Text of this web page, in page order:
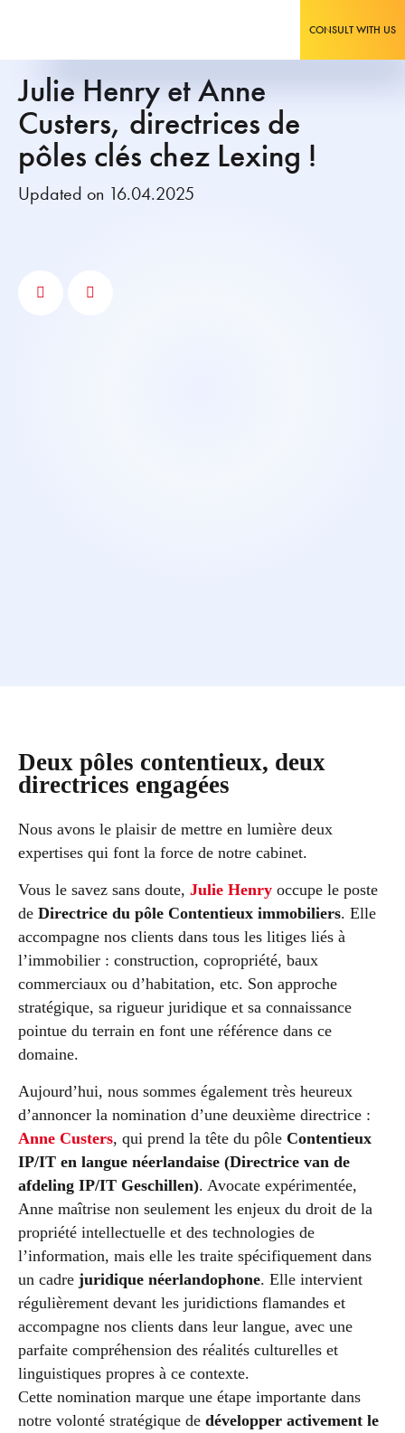
CONSULT WITH US
Julie Henry et Anne
Custers, directrices de
pôles clés chez Lexing !
Updated on 16.04.2025
Deux pôles contentieux, deux
directrices engagées
Nous avons le plaisir de mettre en lumière deux
expertises qui font la force de notre cabinet.
Vous le savez sans doute, Julie Henry occupe le poste
de Directrice du pôle Contentieux immobiliers. Elle
accompagne nos clients dans tous les litiges liés à
l’immobilier : construction, copropriété, baux
commerciaux ou d’habitation, etc. Son approche
stratégique, sa rigueur juridique et sa connaissance
pointue du terrain en font une référence dans ce
domaine.
Aujourd’hui, nous sommes également très heureux
d’annoncer la nomination d’une deuxième directrice :
Anne Custers, qui prend la tête du pôle Contentieux
IP/IT en langue néerlandaise (Directrice van de
afdeling IP/IT Geschillen). Avocate expérimentée,
Anne maîtrise non seulement les enjeux du droit de la
propriété intellectuelle et des technologies de
l’information, mais elle les traite spécifiquement dans
un cadre juridique néerlandophone. Elle intervient
régulièrement devant les juridictions flamandes et
accompagne nos clients dans leur langue, avec une
parfaite compréhension des réalités culturelles et
linguistiques propres à ce contexte.
Cette nomination marque une étape importante dans
notre volonté stratégique de développer activement le